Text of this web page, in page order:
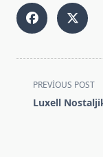
<span
class="nav-
PREVIOUS POST
Luxell